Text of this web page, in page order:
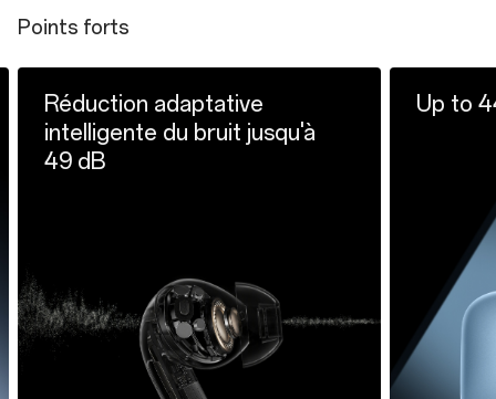
Points forts
Réduction adaptative
intelligente du bruit jusqu'à
49 dB
Up to